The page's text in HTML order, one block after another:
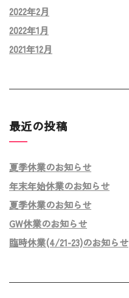
2022年2月
2022年1月
2021年12月
最近の投稿
夏季休業のお知らせ
年末年始休業のお知らせ
夏季休業のお知らせ
GW休業のお知らせ
臨時休業(4/21-23)のお知らせ